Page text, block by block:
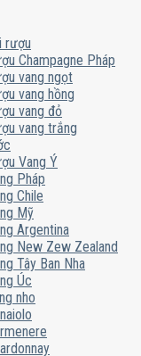
rượu
Champagne Pháp
vang ngọt
vang hồng
vang đỏ
vang trắng
Vang Ý
Pháp
Chile
Mỹ
Argentina
New Zew Zealand
Tây Ban Nha
Úc
nho